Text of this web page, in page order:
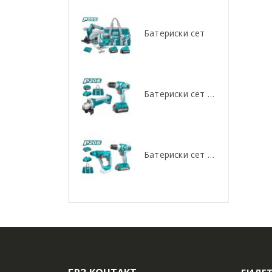
Батериски сет
Батериски сет Брусалица и Бормашина 20V
Батериски сет Ротирачки Чекан и Бормашина 20V